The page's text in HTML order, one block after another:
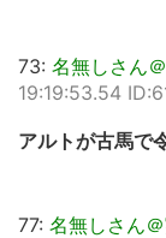
73: 名無しさん
19:19:53.54
アルトが古馬で
77: 名無しさん